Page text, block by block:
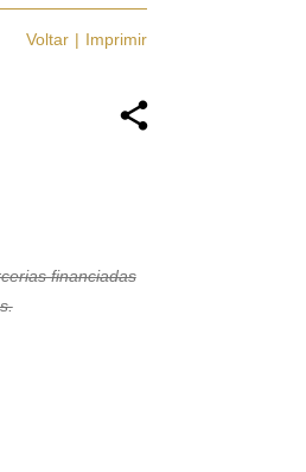
Voltar Imprimir
financiadas